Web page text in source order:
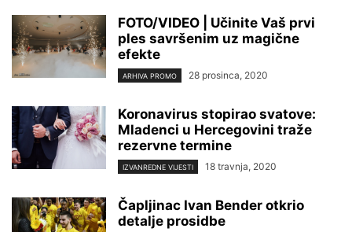
FOTO/VIDEO | Učinite Vaš prvi
ples savršenim uz magične
efekte
ARHIVA PROMO 28 prosinca, 2020
Koronavirus stopirao svatove:
Mladenci u Hercegovini traže
rezervne termine
IZVANREDNE VIJESTI 18 travnja, 2020
Čapljinac Ivan Bender otkrio
detalje prosidbe